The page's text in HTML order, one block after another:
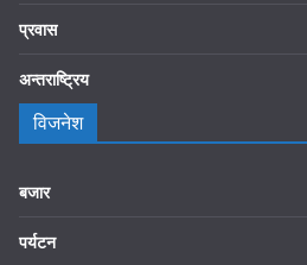
प्रवास
अन्तराष्ट्रिय
विजनेश
बजार
पर्यटन